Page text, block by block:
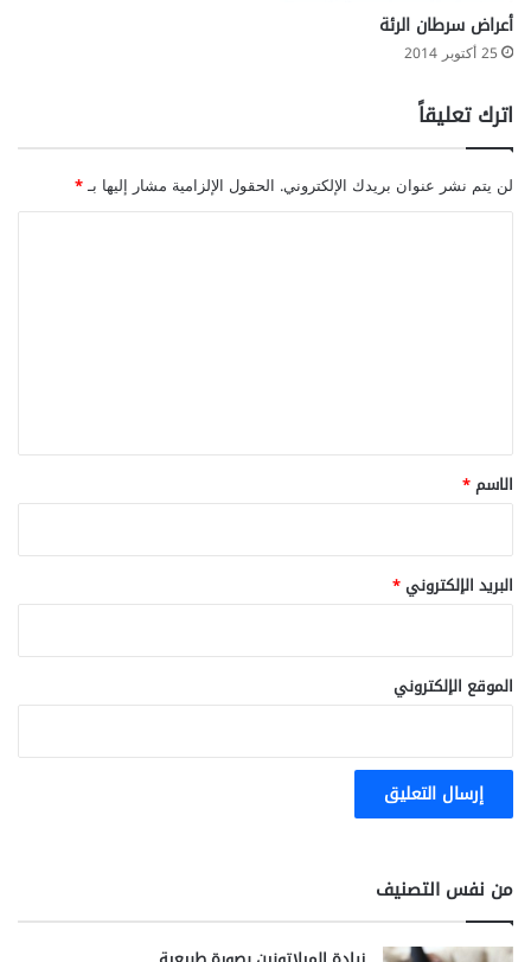
أعراض سرطان الرئة
25 أكتوبر 2014
اترك تعليقاً
لن يتم نشر عنوان بريدك الإلكتروني. الحقول الإلزامية مشار إليها بـ*
*
الاسم*
البريد الإلكتروني*
الموقع الإلكتروني
من نفس التصنيف